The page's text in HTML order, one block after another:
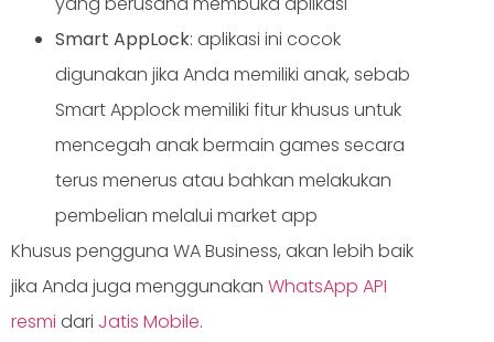
Smart AppLock: aplikasi ini cocok
digunakan jika Anda memiliki anak, sebab
Smart Applock memiliki fitur khusus untuk
mencegah anak bermain games secara
terus menerus atau bahkan melakukan
pembelian melalui market app
Khusus pengguna WA Business, akan lebih baik
jika Anda juga menggunakan WhatsApp API
resmi dari Jatis Mobile.